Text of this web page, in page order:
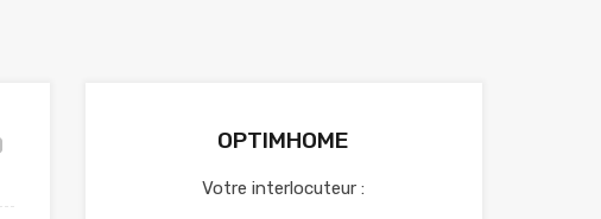
OPTIMHOME
Votre interlocuteur :